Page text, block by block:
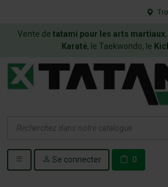
Vente de tatami pour les arts martiaux
Karaté, le Taekwondo, le
de
Se connecter 0